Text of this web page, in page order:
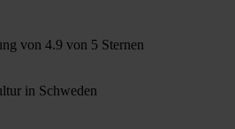
von 4.9 von 5 Sternen
in Schweden